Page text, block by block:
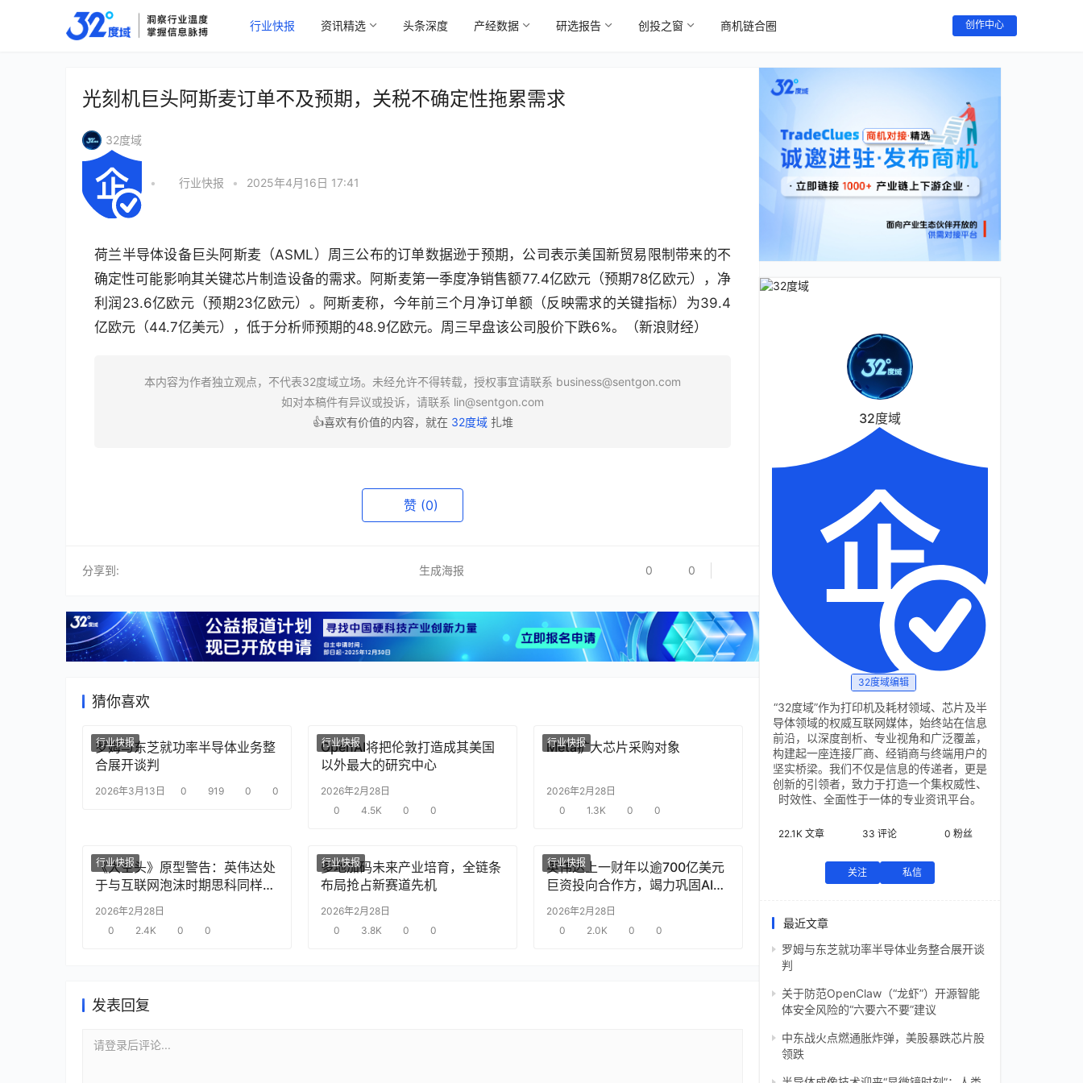
行业快报 资讯精选 头条深度 产经数据 研选报告 创投之窗 商机链合圈 创作中心
光刻机巨头阿斯麦订单不及预期，关税不确定性拖累需求
32度域
• 行业快报 • 2025年4月16日 17:41
荷兰半导体设备巨头阿斯麦（ASML）周三公布的订单数据逊于预期，公司表示美国新贸易限制带来的不
确定性可能影响其关键芯片制造设备的需求。阿斯麦第一季度净销售额77.4亿欧元（预期78亿欧元），净
利润23.6亿欧元（预期23亿欧元）。阿斯麦称，今年前三个月净订单额（反映需求的关键指标）为39.4
亿欧元（44.7亿美元），低于分析师预期的48.9亿欧元。周三早盘该公司股价下跌6%。（新浪财经）
本内容为作者独立观点，不代表32度域立场。未经允许不得转载，授权事宜请联系 business@sentgon.com
如对本稿件有异议或投诉，请联系 lin@sentgon.com
👍喜欢有价值的内容，就在 32度域扎堆
赞 (0)
分享到: 生成海报 0 0
猜你喜欢
行业快报
罗姆与东芝就功率半导体业务整
合展开谈判
2026年3月13日 0 919 0 0
行业快报
OpenAI将把伦敦打造成其美国
以外最大的研究中心
2026年2月28日
0
4.5K 0 0
行业快报
Meta扩大芯片采购对象
2026年2月28日
0
1.3K 0 0
行业快报
《大空头》原型警告：英伟达处
于与互联网泡沫时期思科同样的
“危险境地”
2026年2月28日
0
2.4K 0 0
行业快报
多地加码未来产业培育，全链条
布局抢占新赛道先机
2026年2月28日
0
3.8K 0 0
行业快报
英伟达上一财年以逾700亿美元
巨资投向合作方，竭力巩固AI芯
片需求
2026年2月28日
0
2.0K 0 0
发表回复
请登录后评论...
32度域
32度域编辑
“32度域”作为打印机及耗材领域、芯片及半
导体领域的权威互联网媒体，始终站在信息
前沿，以深度剖析、专业视角和广泛覆盖，
构建起一座连接厂商、经销商与终端用户的
坚实桥梁。我们不仅是信息的传递者，更是
创新的引领者，致力于打造一个集权威性、
时效性、全面性于一体的专业资讯平台。
22.1K 文章 33 评论 0 粉丝
关注 私信
最近文章
罗姆与东芝就功率半导体业务整合展开谈
判
关于防范OpenClaw（“龙虾”）开源智能
体安全风险的“六要六不要”建议
中东战火点燃通胀炸弹，美股暴跌芯片股
领跌